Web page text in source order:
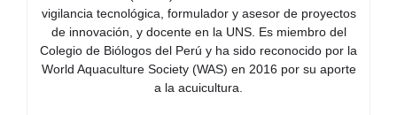
vigilancia tecnológica, formulador y asesor de proyectos
de innovación, y docente en la UNS. Es miembro del
Colegio de Biólogos del Perú y ha sido reconocido por la
World Aquaculture Society (WAS) en 2016 por su aporte
a la acuicultura.